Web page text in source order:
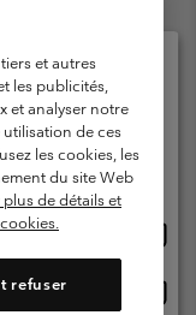
Impressum
et autres
les publicités,
et analyser notre
de ces
les cookies, les
du site Web
de détails et
refuser
et
ligne